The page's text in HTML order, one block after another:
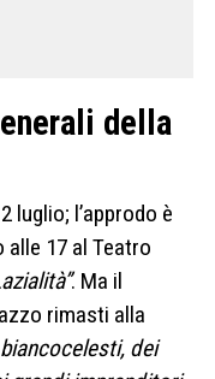
della
luglio; l’approdo è
alle 17 al Teatro
. Ma il
rimasti alla
dei